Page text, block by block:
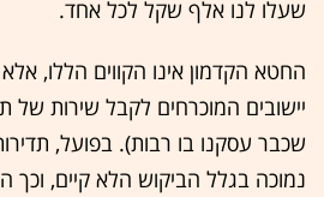
שעלו לנו אלף שקל לכל אחד.
החטא הקדמון אינו הקווים הללו,
יישובים המוכרחים לקבל שירות של
שכבר עסקנו בו רבות). בפועל,
נמוכה בגלל הביקוש הלא קיים, וכך